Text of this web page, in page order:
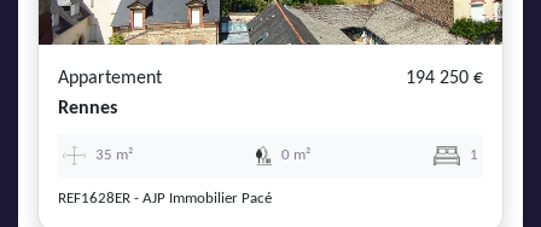
Service Qualité Clients
Appartement
194 250 €
Rennes
35 m² 0 m² 1
REF1628ER - AJP Immobilier Pacé